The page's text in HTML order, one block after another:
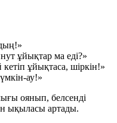
ұйықтар ма еді?»
ұйықтаса, шіркін!»
ау!»
оянып, белсенді
ықыласы артады.